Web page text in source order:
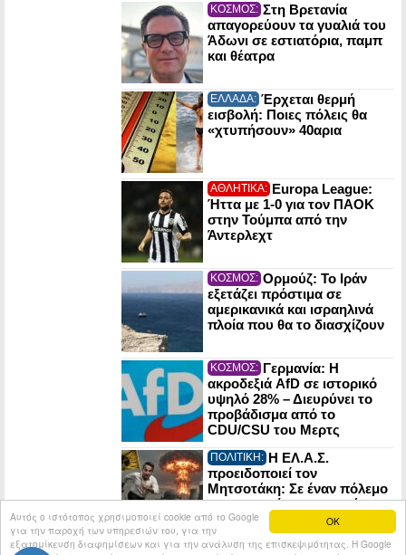
OK
Αυτός ο ιστότοπος χρησιμοποιεί cookie από το Google
για την παροχή των υπηρεσιών του, για την
εξατομίκευση διαφημίσεων και για την ανάλυση της επισκεψιμότητας. Η Google
ΚΟΣΜΟΣ: Στη Βρετανία
απαγορεύουν τα γυαλιά του
Άδωνι σε εστιατόρια, παμπ
και θέατρα
ΕΛΛΑΔΑ: Έρχεται θερμή
εισβολή: Ποιες πόλεις θα
«χτυπήσουν» 40αρια
ΑΘΛΗΤΙΚΑ: Europa League:
Ήττα με 1-0 για τον ΠΑΟΚ
στην Τούμπα από την
Άντερλεχτ
ΚΟΣΜΟΣ: Ορμούζ: Το Ιράν
εξετάζει πρόστιμα σε
αμερικανικά και ισραηλινά
πλοία που θα το διασχίζουν
ΚΟΣΜΟΣ: Γερμανία: Η
ακροδεξιά AfD σε ιστορικό
υψηλό 28% – Διευρύνει το
προβάδισμα από το
CDU/CSU του Μερτς
ΠΟΛΙΤΙΚΗ: Η ΕΛ.Α.Σ.
προειδοποιεί τον
Μητσοτάκη: Σε έναν πόλεμο
οι πυρηνικές εγκαταστάσεις
μπορούν να γίνουν στόχος
του εχθρού